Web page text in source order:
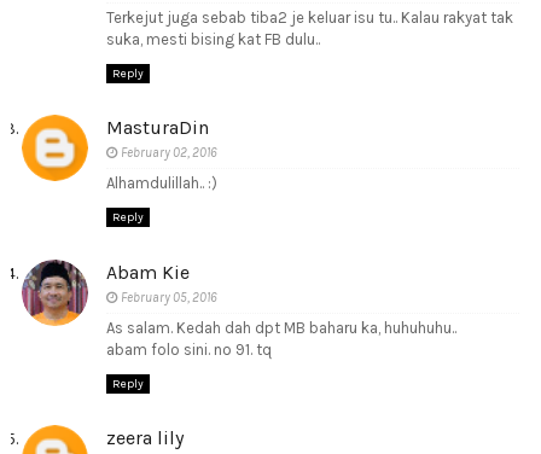
Terkejut juga sebab tiba2 je keluar isu tu.. Kalau rakyat tak
suka, mesti bising kat FB dulu..
Reply
MasturaDin
February 02, 2016
Alhamdulillah.. :)
Reply
Abam Kie
February 05, 2016
As salam. Kedah dah dpt MB baharu ka, huhuhuhu..
abam folo sini. no 91. tq
Reply
zeera lily